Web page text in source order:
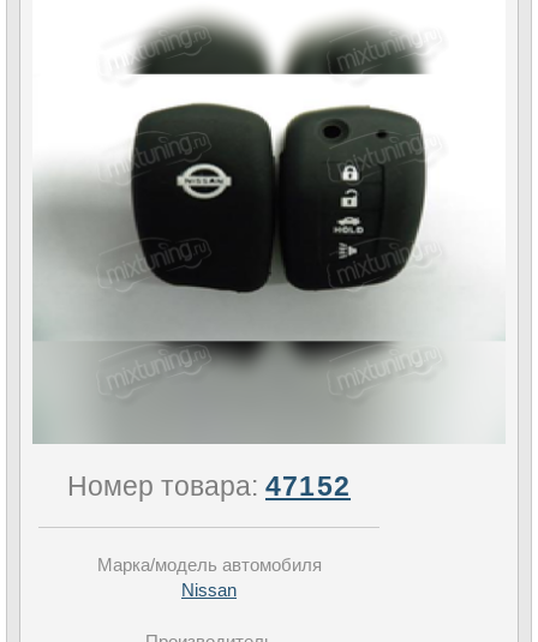
Номер товара: 47152
Марка/модель автомобиля
Nissan